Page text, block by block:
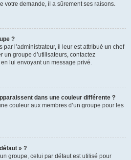
votre demande, il a sûrement ses raisons.
?
par l’administrateur, il leur est attribué un chef
un groupe d’utilisateurs, contactez
lui envoyant un message privé.
dans une couleur différente ?
couleur aux membres d’un groupe pour les
» ?
groupe, celui par défaut est utilisé pour